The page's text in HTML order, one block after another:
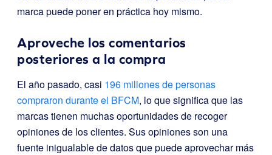
marca puede poner en práctica hoy mismo.
Aproveche los comentarios
posteriores a la compra
El año pasado, casi 196 millones de personas
compraron durante el BFCM, lo que significa que las
marcas tienen muchas oportunidades de recoger
opiniones de los clientes. Sus opiniones son una
fuente inigualable de datos que puede aprovechar más